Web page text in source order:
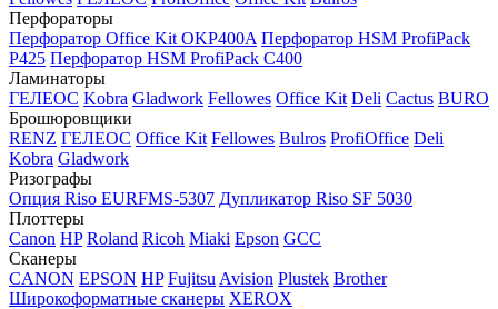
Перфораторы
Перфоратор Office Kit OKP400A Перфоратор HSM ProfiPack
P425 Перфоратор HSM ProfiPack C400
Ламинаторы
ГЕЛЕОС Kobra Gladwork Fellowes Office Kit Deli Cactus BURO
Брошюровщики
RENZ ГЕЛЕОС Office Kit Fellowes Bulros ProfiOffice Deli
Kobra Gladwork
Ризографы
Опция Riso EURFMS-5307 Дупликатор Riso SF 5030
Плоттеры
Canon HP Roland Ricoh Miaki Epson GCC
Сканеры
CANON EPSON HP Fujitsu Avision Plustek Brother
Широкоформатные сканеры XEROX